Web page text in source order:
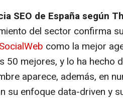
SEO de España según
del sector confirma
como la mejor
50 mejores, y lo ha hecho
aparece, además, en
su enfoque data-driven y